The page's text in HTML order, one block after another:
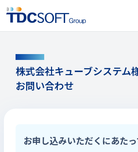
企業情報
採用
サステナビリティ
CONTACT
株式会社キューブシステム
お問い合わせ
お申し込みいただくにあたっ